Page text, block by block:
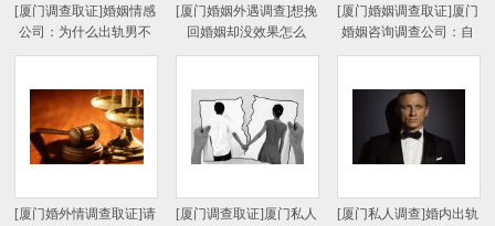
[厦门调查取证]婚姻情感
公司：为什么出轨男不
离婚？
[厦门婚姻外遇调查]想挽
回婚姻却没效果怎么
办？
[厦门婚姻调查取证]厦门
婚姻咨询调查公司：自
己出轨怎么挽回老婆？
[厦门婚外情调查取证]请
[厦门调查取证]厦门私人
[厦门私人调查]婚内出轨